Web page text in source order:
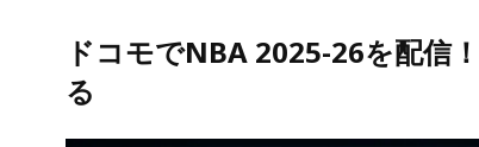
ドコモでNBA 2025-26を配信
る